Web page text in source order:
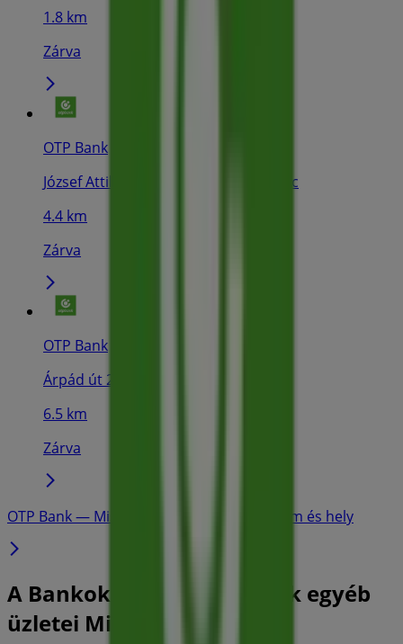
1.8 km
Zárva
OTP Bank
József Attila utca 87. (Auchan), Miskolc
4.4 km
Zárva
OTP Bank
Árpád út 2., Miskolc
6.5 km
Zárva
OTP Bank — Miskolc — üzletek, telefonszám és hely
A Bankok és szolgáltatások egyéb
üzletei Miskolc városában